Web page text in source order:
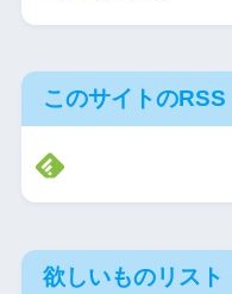
このサイトのRSS
欲しいものリスト